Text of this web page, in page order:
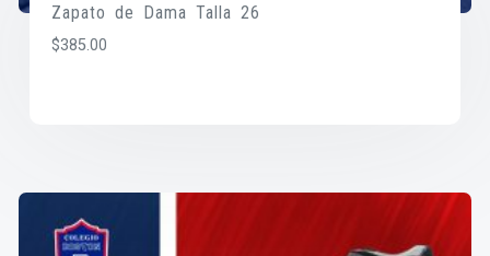
Zapato de Dama Talla 26
$385.00